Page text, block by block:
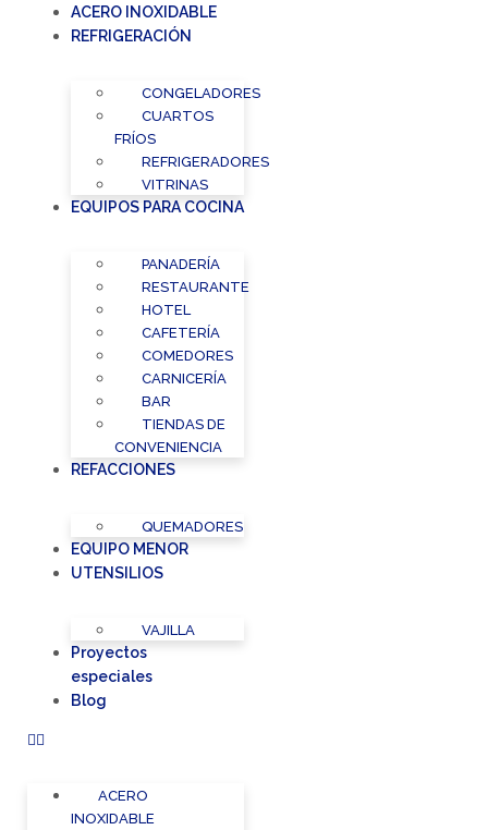
ACERO INOXIDABLE
REFRIGERACIÓN
CONGELADORES
CUARTOS
FRÍOS
REFRIGERADORES
VITRINAS
EQUIPOS PARA COCINA
PANADERÍA
RESTAURANTE
HOTEL
CAFETERÍA
COMEDORES
CARNICERÍA
BAR
TIENDAS DE
CONVENIENCIA
REFACCIONES
QUEMADORES
EQUIPO MENOR
UTENSILIOS
VAJILLA
Proyectos
especiales
Blog
ACERO
INOXIDABLE